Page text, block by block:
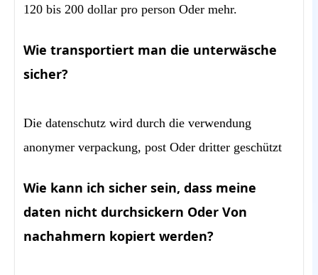
120 bis 200 dollar pro person Oder mehr.
Wie transportiert man die unterwäsche
sicher?
Die datenschutz wird durch die verwendung
anonymer verpackung, post Oder dritter geschützt
Wie kann ich sicher sein, dass meine
daten nicht durchsickern Oder Von
nachahmern kopiert werden?